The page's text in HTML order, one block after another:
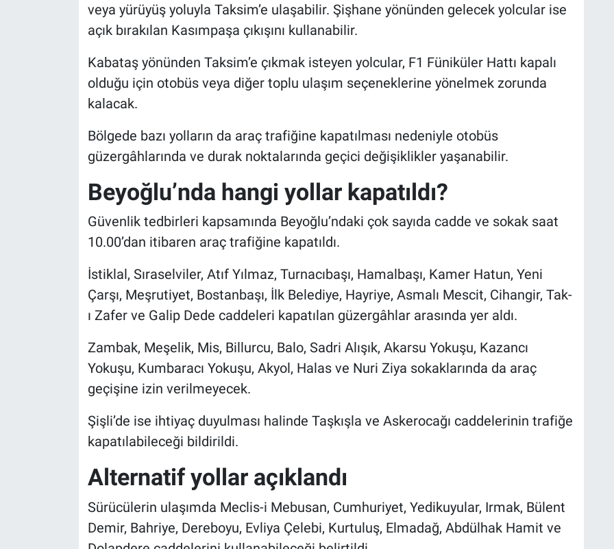
veya yürüyüş yoluyla Taksim’e ulaşabilir. Şişhane yönünden gelecek yolcular ise
açık bırakılan Kasımpaşa çıkışını kullanabilir.
Kabataş yönünden Taksim’e çıkmak isteyen yolcular, F1 Füniküler Hattı kapalı
olduğu için otobüs veya diğer toplu ulaşım seçeneklerine yönelmek zorunda
kalacak.
Bölgede bazı yolların da araç trafiğine kapatılması nedeniyle otobüs
güzergâhlarında ve durak noktalarında geçici değişiklikler yaşanabilir.
Beyoğlu’nda hangi yollar kapatıldı?
Güvenlik tedbirleri kapsamında Beyoğlu’ndaki çok sayıda cadde ve sokak saat
10.00’dan itibaren araç trafiğine kapatıldı.
İstiklal, Sıraselviler, Atıf Yılmaz, Turnacıbaşı, Hamalbaşı, Kamer Hatun, Yeni
Çarşı, Meşrutiyet, Bostanbaşı, İlk Belediye, Hayriye, Asmalı Mescit, Cihangir, Tak-
ı Zafer ve Galip Dede caddeleri kapatılan güzergâhlar arasında yer aldı.
Zambak, Meşelik, Mis, Billurcu, Balo, Sadri Alışık, Akarsu Yokuşu, Kazancı
Yokuşu, Kumbaracı Yokuşu, Akyol, Halas ve Nuri Ziya sokaklarında da araç
geçişine izin verilmeyecek.
Şişli’de ise ihtiyaç duyulması halinde Taşkışla ve Askerocağı caddelerinin trafiğe
kapatılabileceği bildirildi.
Alternatif yollar açıklandı
Sürücülerin ulaşımda Meclis-i Mebusan, Cumhuriyet, Yedikuyular, Irmak, Bülent
Demir, Bahriye, Dereboyu, Evliya Çelebi, Kurtuluş, Elmadağ, Abdülhak Hamit ve